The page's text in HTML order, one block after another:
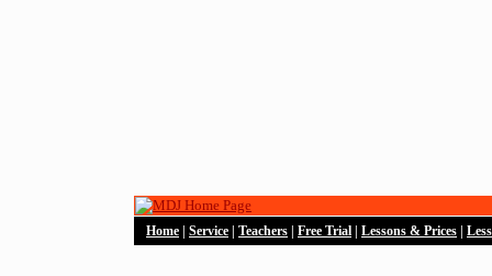
Home Service Teachers Free Trial Lessons & Prices